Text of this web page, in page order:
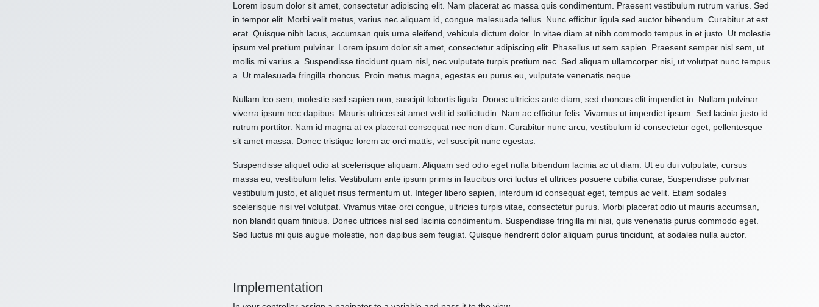
Lorem ipsum dolor sit amet, consectetur adipiscing elit. Nam placerat ac massa quis condimentum. Praesent vestibulum rutrum varius. Sed
in tempor elit. Morbi velit metus, varius nec aliquam id, congue malesuada tellus. Nunc efficitur ligula sed auctor bibendum. Curabitur at est
erat. Quisque nibh lacus, accumsan quis urna eleifend, vehicula dictum dolor. In vitae diam at nibh commodo tempus in et justo. Ut molestie
ipsum vel pretium pulvinar. Lorem ipsum dolor sit amet, consectetur adipiscing elit. Phasellus ut sem sapien. Praesent semper nisl sem, ut
mollis mi varius a. Suspendisse tincidunt quam nisl, nec vulputate turpis pretium nec. Sed aliquam ullamcorper nisi, ut volutpat nunc tempus
a. Ut malesuada fringilla rhoncus. Proin metus magna, egestas eu purus eu, vulputate venenatis neque.
Nullam leo sem, molestie sed sapien non, suscipit lobortis ligula. Donec ultricies ante diam, sed rhoncus elit imperdiet in. Nullam pulvinar
viverra ipsum nec dapibus. Mauris ultrices sit amet velit id sollicitudin. Nam ac efficitur felis. Vivamus ut imperdiet ipsum. Sed lacinia justo id
rutrum porttitor. Nam id magna at ex placerat consequat nec non diam. Curabitur nunc arcu, vestibulum id consectetur eget, pellentesque
sit amet massa. Donec tristique lorem ac orci mattis, vel suscipit nunc egestas.
Suspendisse aliquet odio at scelerisque aliquam. Aliquam sed odio eget nulla bibendum lacinia ac ut diam. Ut eu dui vulputate, cursus
massa eu, vestibulum felis. Vestibulum ante ipsum primis in faucibus orci luctus et ultrices posuere cubilia curae; Suspendisse pulvinar
vestibulum justo, et aliquet risus fermentum ut. Integer libero sapien, interdum id consequat eget, tempus ac velit. Etiam sodales
scelerisque nisi vel volutpat. Vivamus vitae orci congue, ultricies turpis vitae, consectetur purus. Morbi placerat odio ut mauris accumsan,
non blandit quam finibus. Donec ultrices nisl sed lacinia condimentum. Suspendisse fringilla mi nisi, quis venenatis purus commodo eget.
Sed luctus mi quis augue molestie, non dapibus sem feugiat. Quisque hendrerit dolor aliquam purus tincidunt, at sodales nulla auctor.
Implementation